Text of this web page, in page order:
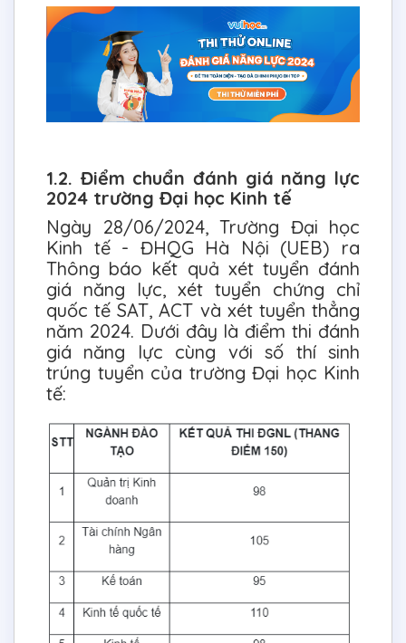
1.2. Điểm chuẩn đánh giá năng lực
2024 trường Đại học Kinh tế
Ngày 28/06/2024, Trường Đại học
Kinh tế - ĐHQG Hà Nội (UEB) ra
Thông báo kết quả xét tuyển đánh
giá năng lực, xét tuyển chứng chỉ
quốc tế SAT, ACT và xét tuyển thẳng
năm 2024. Dưới đây là điểm thi đánh
giá năng lực cùng với số thí sinh
trúng tuyển của trường Đại học Kinh
tế: